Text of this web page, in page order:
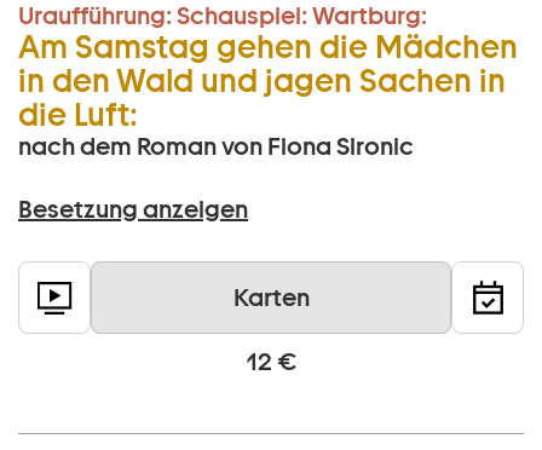
Uraufführung: Schauspiel: Wartburg:
Am Samstag gehen die Mädchen
in den Wald und jagen Sachen in
die Luft:
nach dem Roman von Fiona Sironic
Besetzung anzeigen
Karten
12 €